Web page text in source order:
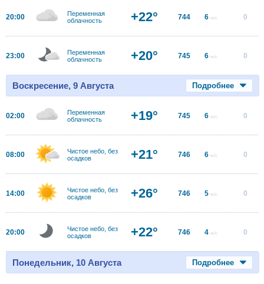
20:00
Переменная
облачность
+22° 744 6 м/с 0
23:00
Переменная
облачность
+20° 745 6 м/с 0
Воскресение, 9 Августа Подробнее
02:00
Переменная
облачность
+19° 745 6 м/с 0
08:00
Чистое небо, без
осадков
+21° 746 6 м/с 0
14:00
Чистое небо, без
осадков
+26° 746 5 м/с 0
20:00
Чистое небо, без
осадков
+22° 746 4 м/с 0
Понедельник, 10 Августа Подробнее